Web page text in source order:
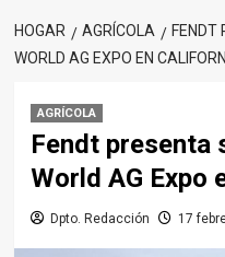
HOGAR AGRÍCOLA
FENDT
WORLD AG EXPO EN
AGRÍCOLA
Fendt presenta
World AG Expo
Dpto. Redacción 17